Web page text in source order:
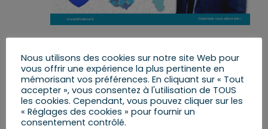
12 janvier 2026 de 15 h 30 minà16 h 30 min
Permanence à Huttendorf
Mairie de HUTTENDORF30 rue Principale,
Huttendorf
Nous utilisons des cookies sur notre site Web pour
vous offrir une expérience la plus pertinente en
mémorisant vos préférences. En cliquant sur « Tout
accepter », vous consentez à l'utilisation de TOUS
les cookies. Cependant, vous pouvez cliquer sur les
« Réglages des cookies » pour fournir un
consentement contrôlé.